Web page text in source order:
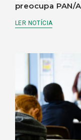
preocupa PAN/
LER NOTÍCIA